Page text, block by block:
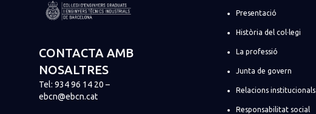
CONTACTA AMB
NOSALTRES
Tel: 934 96 14 20 –
ebcn@ebcn.cat
Presentació
Història del col·legi
La professió
Junta de govern
Relacions institucionals
Responsabilitat social